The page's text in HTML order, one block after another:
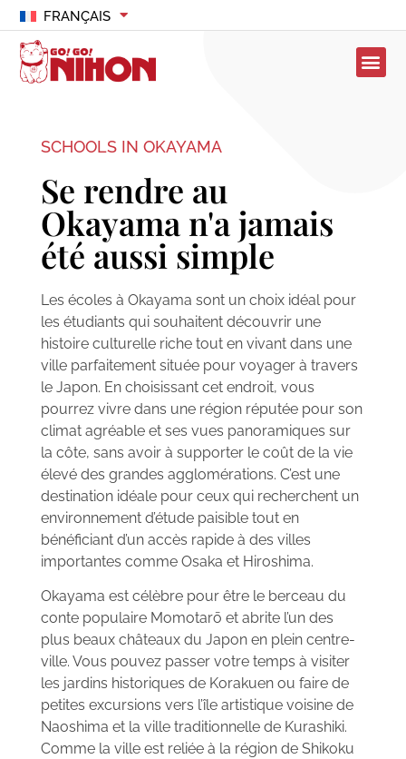
FRANÇAIS
SCHOOLS IN OKAYAMA
Se rendre au
Okayama n'a jamais
été aussi simple
Les écoles à Okayama sont un choix idéal pour
les étudiants qui souhaitent découvrir une
histoire culturelle riche tout en vivant dans une
ville parfaitement située pour voyager à travers
le Japon. En choisissant cet endroit, vous
pourrez vivre dans une région réputée pour son
climat agréable et ses vues panoramiques sur
la côte, sans avoir à supporter le coût de la vie
élevé des grandes agglomérations. C’est une
destination idéale pour ceux qui recherchent un
environnement d’étude paisible tout en
bénéficiant d’un accès rapide à des villes
importantes comme Osaka et Hiroshima.
Okayama est célèbre pour être le berceau du
conte populaire Momotarō et abrite l’un des
plus beaux châteaux du Japon en plein centre-
ville. Vous pouvez passer votre temps à visiter
les jardins historiques de Korakuen ou faire de
petites excursions vers l’île artistique voisine de
Naoshima et la ville traditionnelle de Kurashiki.
Comme la ville est reliée à la région de Shikoku